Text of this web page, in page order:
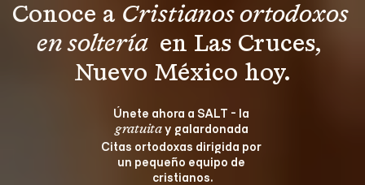
Conoce a Cristianos ortodoxos
en soltería en Las Cruces,
Nuevo México hoy.
Únete ahora a SALT - la
gratuita y galardonada
Citas ortodoxas dirigida por
un pequeño equipo de
cristianos.